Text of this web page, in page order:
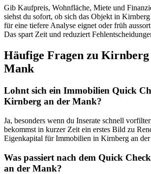
Gib Kaufpreis, Wohnfläche, Miete und
siehst du sofort, ob sich das Objekt in
für eine tiefere Analyse eignet oder früh
Das spart Zeit und reduziert
Häufige Fragen zu Kirnberg
Mank
Lohnt sich ein Immobilien Quick
Kirnberg an der Mank?
Ja, besonders wenn du Inserate schnell
bekommst in kurzer Zeit ein erstes Bild zu
Eigenkapital für Immobilien in Kirnberg an
Was passiert nach dem Quick
an der Mank?